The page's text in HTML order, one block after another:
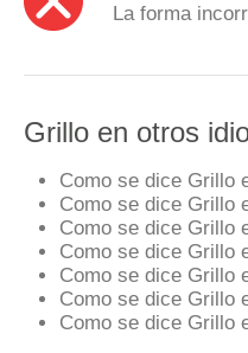
La forma
Grillo en otros
Como se dice Grillo
Como se dice Grillo
Como se dice Grillo
Como se dice Grillo
Como se dice Grillo
Como se dice Grillo
Como se dice Grillo